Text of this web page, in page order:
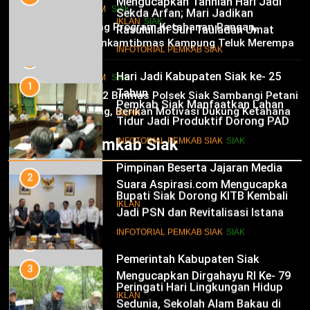
Kabupaten Siak Ke-25 Tahun
IKLAN SIAK
Hari Jadi Kabupaten Siak ke- 25
Tahun
IKLAN
12
Pimpinan Beserta Jajaran Media
Suara Aspirasi.com Mengucapkan
Selamat HUT RI Ke-79
IKLAN
13
Pemerintah Kabupaten Siak
Mengucapkan Dirgahayu RI Ke- 79
IKLAN
HUKRIM SIAK
Dukung Program Ketahanan Pangan,
Bhabinkamtibmas Kampung Teluk Merempan
Tinjau Tanaman Jagung Waga
03
HUKRIM SIAK
Panit 2 Binmas Polsek Siak Sambangi Petani
Jagung, Berikan Motivasi Dukung Ketahanan
Pangan Nasional
Infotorial Pemkab Siak
1
Pemkab Siak Manfaatkan Lahan
Tidur Jadi Produktif Dorong PAD
dan Kesejahteraan Warga
INFOTORIAL PEMKAB SIAK SIAK
2
Bupati Siak Dorong KITB Kembali
Jadi PSN dan Revitalisasi Istana
Kesultanan Siak
INFOTORIAL PEMKAB SIAK
3
Peringati Hari Lingkungan Hidup
Siak Cetak Generasi Penjaga
Pesisir
4
Festival Seni Budaya Melayu Riau